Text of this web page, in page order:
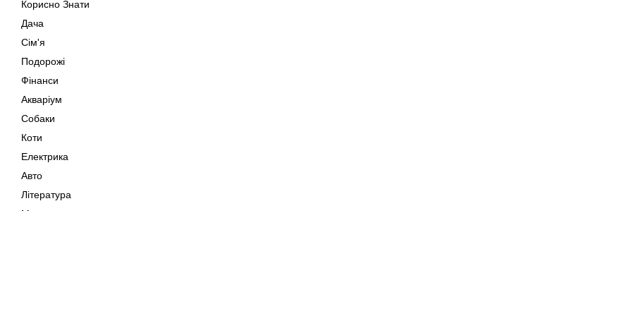
Корисно Знати
Дача
Сім'я
Подорожі
Фінанси
Акваріум
Собаки
Коти
Електрика
Авто
Література
Музика